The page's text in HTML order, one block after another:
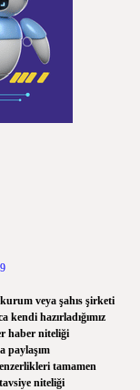
veya şahıs şirketi
kendi hazırladığımız
haber niteliği
paylaşım
tamamen
niteliği